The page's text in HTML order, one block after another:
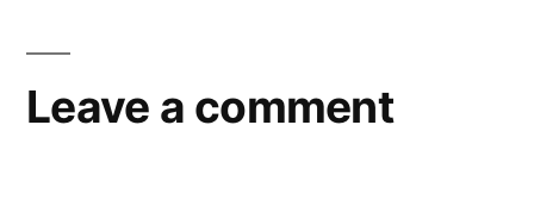
Leave a comment